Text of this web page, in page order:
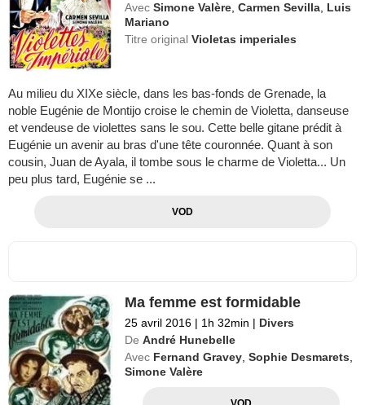
Avec Simone Valère,Carmen Sevilla, Luis
Mariano
Titre originalVioletas imperiales
Au milieu du XIXe siècle, dans les bas-fonds de Grenade, la
noble Eugénie de Montijo croise le chemin de Violetta, danseuse
et vendeuse de violettes sans le sou. Cette belle gitane prédit à
Eugénie un avenir au bras d'une tête couronnée. Quant à son
cousin, Juan de Ayala, il tombe sous le charme de Violetta... Un
peu plus tard, Eugénie se ...
VOD
Ma femme est formidable
25 avril 2016 | 1h 32min | Divers
De André Hunebelle
Avec Fernand Gravey,Sophie Desmarets,
Simone Valère